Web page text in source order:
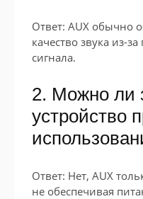
Ответ: AUX обычно
качество звука из-
сигнала.
2. Можно ли
устройство
Ответ: Нет, AUX
не обеспечивая